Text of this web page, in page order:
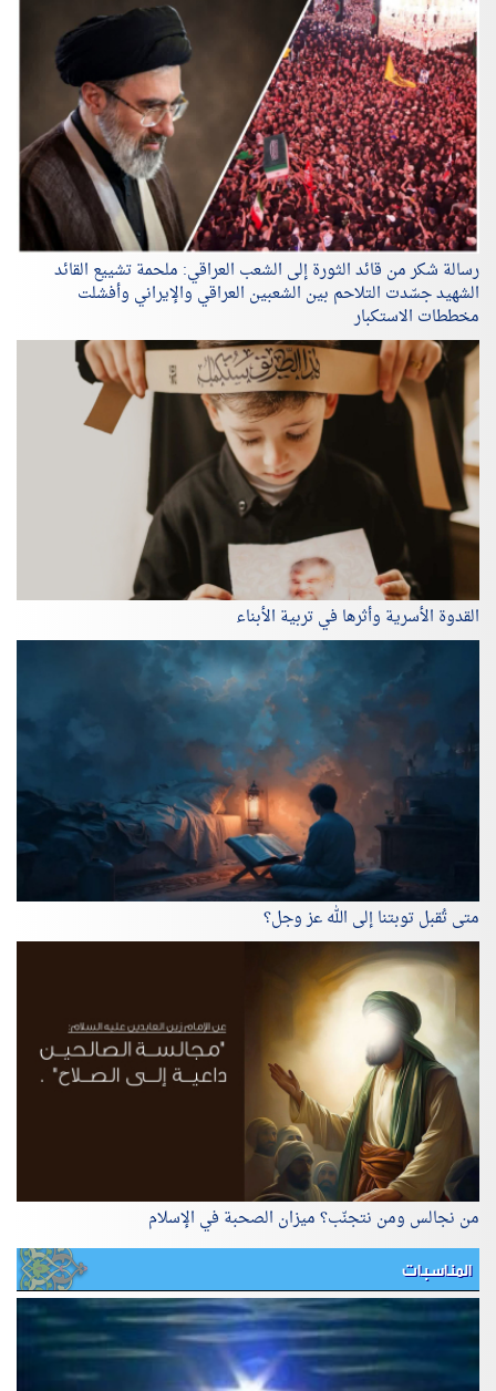
رسالة شكر من قائد الثورة إلى الشعب العراقي: ملحمة تشييع القائد
الشهيد جسّدت التلاحم بين الشعبين العراقي والإيراني وأفشلت
مخططات الاستكبار
القدوة الأسرية وأثرها في تربية الأبناء
متى تُقبل توبتنا إلى الله عز وجل؟
من نجالس ومن نتجنّب؟ ميزان الصحبة في الإسلام
المناسبات